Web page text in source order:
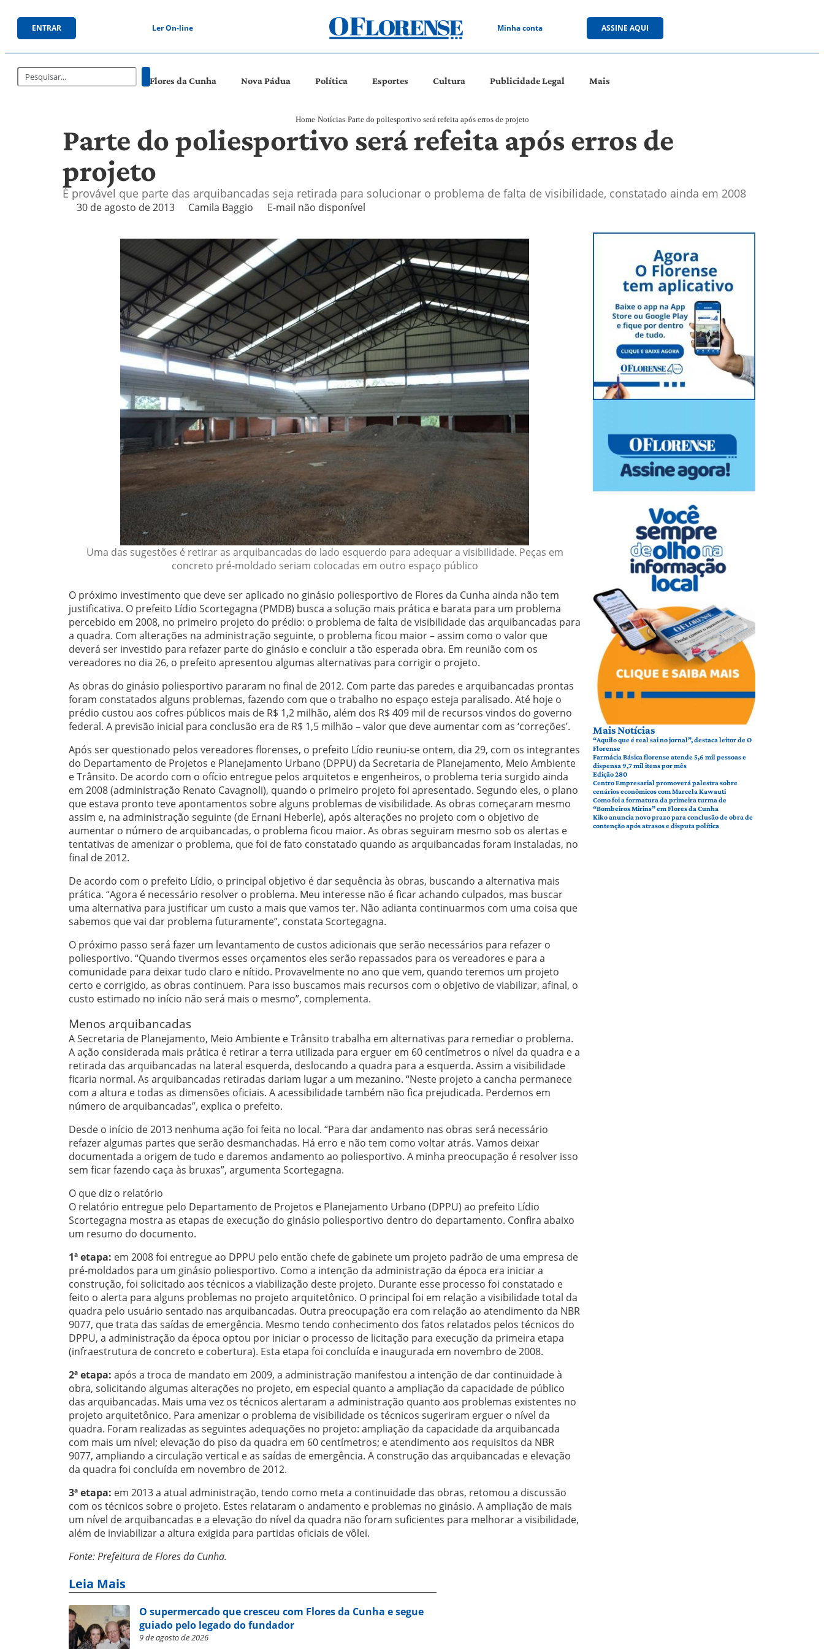
ENTRAR Ler On-line Minha conta ASSINE AQUI
Flores da Cunha Nova Pádua Política Esportes Cultura Publicidade Legal Mais
Home Notícias Parte do poliesportivo será refeita após erros de projeto
Parte do poliesportivo será refeita após erros de
projeto
É provável que parte das arquibancadas seja retirada para solucionar o problema de falta de visibilidade, constatado ainda em 2008
30 de agosto de 2013 Camila Baggio E-mail não disponível
Uma das sugestões é retirar as arquibancadas do lado esquerdo para adequar a visibilidade. Peças em
concreto pré-moldado seriam colocadas em outro espaço público
O próximo investimento que deve ser aplicado no ginásio poliesportivo de Flores da Cunha ainda não tem
justificativa. O prefeito Lídio Scortegagna (PMDB) busca a solução mais prática e barata para um problema
percebido em 2008, no primeiro projeto do prédio: o problema de falta de visibilidade das arquibancadas para
a quadra. Com alterações na administração seguinte, o problema ficou maior – assim como o valor que
deverá ser investido para refazer parte do ginásio e concluir a tão esperada obra. Em reunião com os
vereadores no dia 26, o prefeito apresentou algumas alternativas para corrigir o projeto.
As obras do ginásio poliesportivo pararam no final de 2012. Com parte das paredes e arquibancadas prontas
foram constatados alguns problemas, fazendo com que o trabalho no espaço esteja paralisado. Até hoje o
prédio custou aos cofres públicos mais de R$ 1,2 milhão, além dos R$ 409 mil de recursos vindos do governo
federal. A previsão inicial para conclusão era de R$ 1,5 milhão – valor que deve aumentar com as ‘correções’.
Após ser questionado pelos vereadores florenses, o prefeito Lídio reuniu-se ontem, dia 29, com os integrantes
do Departamento de Projetos e Planejamento Urbano (DPPU) da Secretaria de Planejamento, Meio Ambiente
e Trânsito. De acordo com o ofício entregue pelos arquitetos e engenheiros, o problema teria surgido ainda
em 2008 (administração Renato Cavagnoli), quando o primeiro projeto foi apresentado. Segundo eles, o plano
que estava pronto teve apontamentos sobre alguns problemas de visibilidade. As obras começaram mesmo
assim e, na administração seguinte (de Ernani Heberle), após alterações no projeto com o objetivo de
aumentar o número de arquibancadas, o problema ficou maior. As obras seguiram mesmo sob os alertas e
tentativas de amenizar o problema, que foi de fato constatado quando as arquibancadas foram instaladas, no
final de 2012.
De acordo com o prefeito Lídio, o principal objetivo é dar sequência às obras, buscando a alternativa mais
prática. “Agora é necessário resolver o problema. Meu interesse não é ficar achando culpados, mas buscar
uma alternativa para justificar um custo a mais que vamos ter. Não adianta continuarmos com uma coisa que
sabemos que vai dar problema futuramente”, constata Scortegagna.
O próximo passo será fazer um levantamento de custos adicionais que serão necessários para refazer o
poliesportivo. “Quando tivermos esses orçamentos eles serão repassados para os vereadores e para a
comunidade para deixar tudo claro e nítido. Provavelmente no ano que vem, quando teremos um projeto
certo e corrigido, as obras continuem. Para isso buscamos mais recursos com o objetivo de viabilizar, afinal, o
custo estimado no início não será mais o mesmo”, complementa.
Menos arquibancadas
A Secretaria de Planejamento, Meio Ambiente e Trânsito trabalha em alternativas para remediar o problema.
A ação considerada mais prática é retirar a terra utilizada para erguer em 60 centímetros o nível da quadra e a
retirada das arquibancadas na lateral esquerda, deslocando a quadra para a esquerda. Assim a visibilidade
ficaria normal. As arquibancadas retiradas dariam lugar a um mezanino. “Neste projeto a cancha permanece
com a altura e todas as dimensões oficiais. A acessibilidade também não fica prejudicada. Perdemos em
número de arquibancadas”, explica o prefeito.
Desde o início de 2013 nenhuma ação foi feita no local. “Para dar andamento nas obras será necessário
refazer algumas partes que serão desmanchadas. Há erro e não tem como voltar atrás. Vamos deixar
documentada a origem de tudo e daremos andamento ao poliesportivo. A minha preocupação é resolver isso
sem ficar fazendo caça às bruxas”, argumenta Scortegagna.
O que diz o relatório
O relatório entregue pelo Departamento de Projetos e Planejamento Urbano (DPPU) ao prefeito Lídio
Scortegagna mostra as etapas de execução do ginásio poliesportivo dentro do departamento. Confira abaixo
um resumo do documento.
1ª etapa: em 2008 foi entregue ao DPPU pelo então chefe de gabinete um projeto padrão de uma empresa de
pré-moldados para um ginásio poliesportivo. Como a intenção da administração da época era iniciar a
construção, foi solicitado aos técnicos a viabilização deste projeto. Durante esse processo foi constatado e
feito o alerta para alguns problemas no projeto arquitetônico. O principal foi em relação a visibilidade total da
quadra pelo usuário sentado nas arquibancadas. Outra preocupação era com relação ao atendimento da NBR
9077, que trata das saídas de emergência. Mesmo tendo conhecimento dos fatos relatados pelos técnicos do
DPPU, a administração da época optou por iniciar o processo de licitação para execução da primeira etapa
(infraestrutura de concreto e cobertura). Esta etapa foi concluída e inaugurada em novembro de 2008.
2ª etapa: após a troca de mandato em 2009, a administração manifestou a intenção de dar continuidade à
obra, solicitando algumas alterações no projeto, em especial quanto a ampliação da capacidade de público
das arquibancadas. Mais uma vez os técnicos alertaram a administração quanto aos problemas existentes no
projeto arquitetônico. Para amenizar o problema de visibilidade os técnicos sugeriram erguer o nível da
quadra. Foram realizadas as seguintes adequações no projeto: ampliação da capacidade da arquibancada
com mais um nível; elevação do piso da quadra em 60 centímetros; e atendimento aos requisitos da NBR
9077, ampliando a circulação vertical e as saídas de emergência. A construção das arquibancadas e elevação
da quadra foi concluída em novembro de 2012.
3ª etapa: em 2013 a atual administração, tendo como meta a continuidade das obras, retomou a discussão
com os técnicos sobre o projeto. Estes relataram o andamento e problemas no ginásio. A ampliação de mais
um nível de arquibancadas e a elevação do nível da quadra não foram suficientes para melhorar a visibilidade,
além de inviabilizar a altura exigida para partidas oficiais de vôlei.
Fonte: Prefeitura de Flores da Cunha.
Leia Mais
O supermercado que cresceu com Flores da Cunha e segue
guiado pelo legado do fundador
9 de agosto de 2026
Mais Notícias
“Aquilo que é real sai no jornal”, destaca leitor de O
Florense
Farmácia Básica florense atende 5,6 mil pessoas e
dispensa 9,7 mil itens por mês
Edição 280
Centro Empresarial promoverá palestra sobre
cenários econômicos com Marcela Kawauti
Como foi a formatura da primeira turma de
“Bombeiros Mirins” em Flores da Cunha
Kiko anuncia novo prazo para conclusão de obra de
contenção após atrasos e disputa política